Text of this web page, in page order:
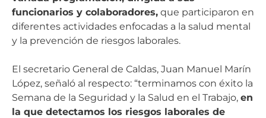
funcionarios y colaboradores, que participaron en
diferentes actividades enfocadas a la salud mental
y la prevención de riesgos laborales.
El secretario General de Caldas, Juan Manuel Marín
López, señaló al respecto: “terminamos con éxito la
Semana de la Seguridad y la Salud en el Trabajo, en
la que detectamos los riesgos laborales de